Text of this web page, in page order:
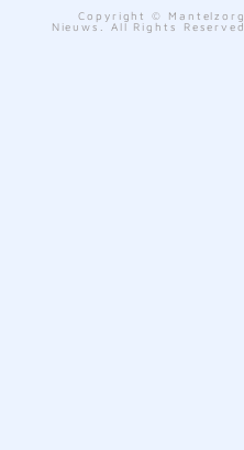
Copyright © Mantelzorg
Nieuws. All Rights Reserved